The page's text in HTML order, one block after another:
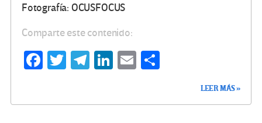
Fotografía: OCUSFOCUS
Comparte este contenido:
Fa T
Te Li
E
LEER MÁS »